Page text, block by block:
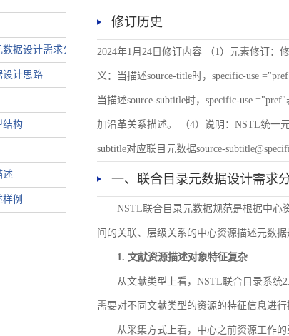
据设计需求分析
设计思路
结构
述
例
修订历史
2024年1月24日修订内容 （1）元素修订：
义：当描述source-title时，specific-use
当描述source-subtitle时，specific-use
加沿革关系描述。 （4）说明：NSTL统一
subtitle对应联目元数据source-
一、联合目录元数据设计需求
NSTL联合目录元数据规范是根据中心
间的关联、层级关系的中心资源描述元数
1. 文献资源描述对象特征复杂
从文献类型上看，NSTL联合目录系统
需要对不同文献类型的资源的特征信息进
从采集方式上看，中心之前资源工作